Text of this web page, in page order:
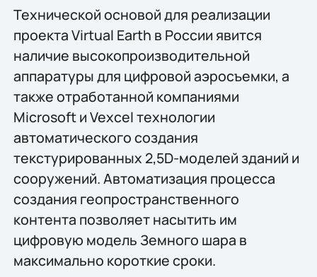
Технической основой для реализации
проекта Virtual Earth в Роcсии явится
наличие высокопроизводительной
аппаратуры для цифровой аэросъемки, а
также отработанной компаниями
Microsoft и Vexcel технологии
автоматического создания
текстурированных 2,5D-моделей зданий и
сооружений. Автоматизация процесса
создания геопространственного
контента позволяет насытить им
цифровую модель Земного шара в
максимально короткие сроки.